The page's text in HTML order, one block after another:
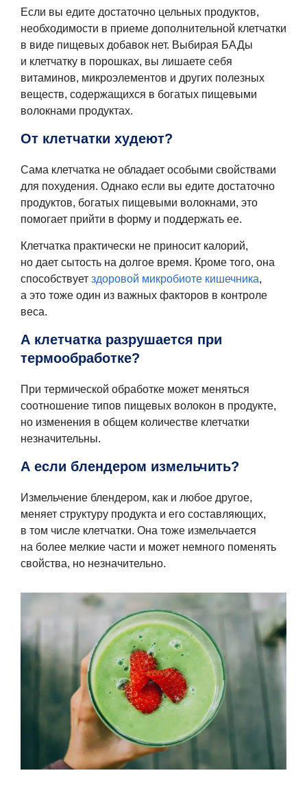
Если вы едите достаточно цельных продуктов,
необходимости в приеме дополнительной клетчатки
в виде пищевых добавок нет. Выбирая БАДы
и клетчатку в порошках, вы лишаете себя
витаминов, микроэлементов и других полезных
веществ, содержащихся в богатых пищевыми
волокнами продуктах.
От клетчатки худеют?
Сама клетчатка не обладает особыми свойствами
для похудения. Однако если вы едите достаточно
продуктов, богатых пищевыми волокнами, это
помогает прийти в форму и поддержать ее.
Клетчатка практически не приносит калорий,
но дает сытость на долгое время. Кроме того, она
способствует здоровой микробиоте кишечника,
а это тоже один из важных факторов в контроле
веса.
А клетчатка разрушается при
термообработке?
При термической обработке может меняться
соотношение типов пищевых волокон в продукте,
но изменения в общем количестве клетчатки
незначительны.
А если блендером измельчить?
Измельчение блендером, как и любое другое,
меняет структуру продукта и его составляющих,
в том числе клетчатки. Она тоже измельчается
на более мелкие части и может немного поменять
свойства, но незначительно.